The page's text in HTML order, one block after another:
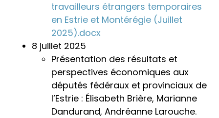
travailleurs étrangers temporaires
en Estrie et Montérégie (Juillet
2025).docx
8 juillet 2025
Présentation des résultats et
perspectives économiques aux
députés fédéraux et provinciaux de
l’Estrie : Élisabeth Brière, Marianne
Dandurand, Andréanne Larouche.